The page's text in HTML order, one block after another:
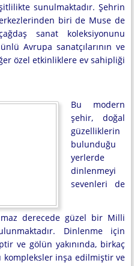
sunulmaktadır. Şehrin
biri de Muse de
sanat koleksiyonunu
Avrupa sanatçılarının ve
özel etkinliklere ev sahipliği
Bu modern
şehir, doğal
güzelliklerin
bulunduğu
yerlerde
dinlenmeyi
sevenleri de
derecede güzel bir Milli
Dinlenme için
ve gölün yakınında, birkaç
inşa edilmiştir ve